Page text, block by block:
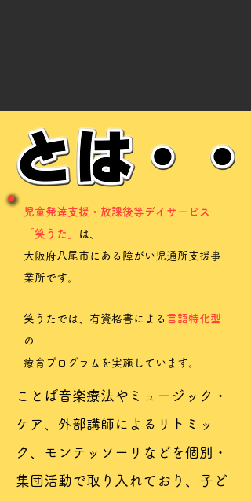
児童発達支援・放課後等デイサービス
「笑うた」
は、
大阪府八尾市にある障がい児通所支援事
業所です。
​笑うたでは、有資格書による 言語特化型
の
療育プログラムを​実施しています。
ことば音楽療法やミュージック・
ケア、外部講師によるリトミッ
ク、モンテッソーリなどを個別・
集団活動で取り入れており、子ど